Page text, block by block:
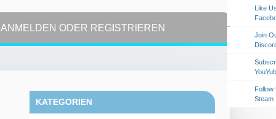
ANMELDEN ODER REGISTRIEREN
KATEGORIEN
Like
Join
Follow
Steam